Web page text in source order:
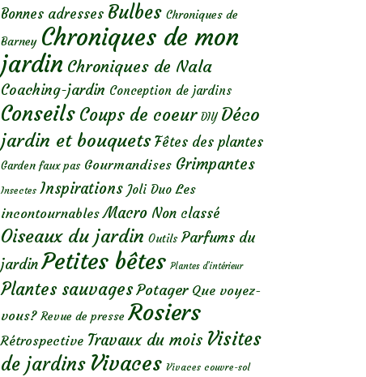
Bonnes adresses Bulbes Chroniques de
Barney Chroniques de mon
jardin Chroniques de Nala
Coaching-jardin Conception de jardins
Conseils Coups de coeur DIY Déco
jardin et bouquets Fêtes des plantes
Garden faux pas Gourmandises Grimpantes
Insectes Inspirations Joli Duo Les
incontournables Macro Non classé
Oiseaux du jardin Outils Parfums du
jardin Petites bêtes Plantes d’intérieur
Plantes sauvages Potager Que voyez-
vous? Revue de presse Rosiers
Rétrospective Travaux du mois Visites
de jardins Vivaces Vivaces couvre-sol